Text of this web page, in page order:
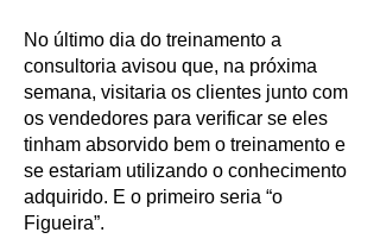
No último dia do treinamento a
consultoria avisou que, na próxima
semana, visitaria os clientes junto com
os vendedores para verificar se eles
tinham absorvido bem o treinamento e
se estariam utilizando o conhecimento
adquirido. E o primeiro seria “o
Figueira”.